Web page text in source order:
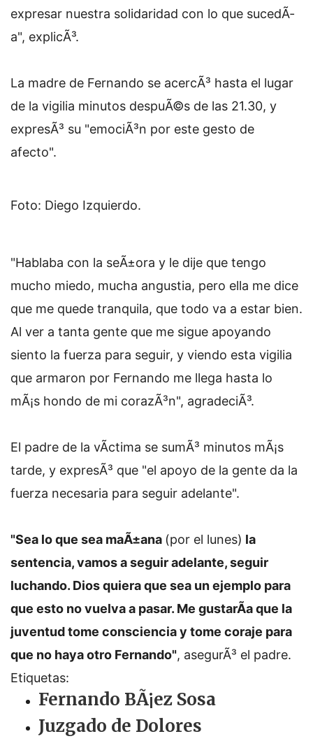
expresar nuestra solidaridad con lo que sucedÃ­
a", explicÃ³.
La madre de Fernando se acercÃ³ hasta el lugar
de la vigilia minutos despuÃ©s de las 21.30, y
expresÃ³ su "emociÃ³n por este gesto de
afecto".
Foto: Diego Izquierdo.
"Hablaba con la seÃ±ora y le dije que tengo
mucho miedo, mucha angustia, pero ella me dice
que me quede tranquila, que todo va a estar bien.
Al ver a tanta gente que me sigue apoyando
siento la fuerza para seguir, y viendo esta vigilia
que armaron por Fernando me llega hasta lo
mÃ¡s hondo de mi corazÃ³n", agradeciÃ³.
El padre de la vÃ­ctima se sumÃ³ minutos mÃ¡s
tarde, y expresÃ³ que "el apoyo de la gente da la
fuerza necesaria para seguir adelante".
"Sea lo que sea maÃ±ana (por el lunes) la
sentencia, vamos a seguir adelante, seguir
luchando. Dios quiera que sea un ejemplo para
que esto no vuelva a pasar. Me gustarÃ­a que la
juventud tome consciencia y tome coraje para
que no haya otro Fernando", asegurÃ³ el padre.
Etiquetas:
Fernando BÃ¡ez Sosa
Juzgado de Dolores